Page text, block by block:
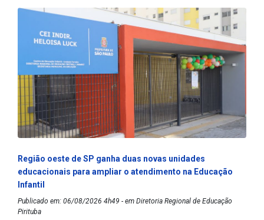
Região oeste de SP ganha duas novas unidades
educacionais para ampliar o atendimento na Educação
Infantil
Publicado em: 06/08/2026 4h49 - em Diretoria Regional de Educação
Pirituba